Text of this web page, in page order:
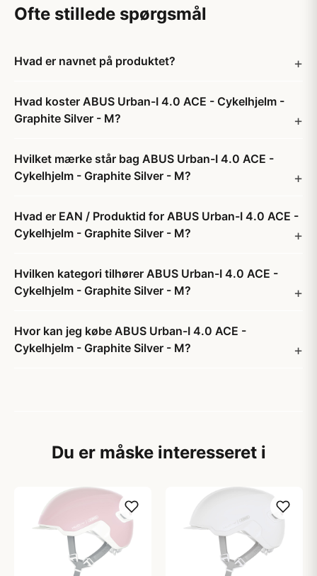
Ofte stillede spørgsmål
Hvad er navnet på produktet?
Hvad koster ABUS Urban-I 4.0 ACE - Cykelhjelm -
Graphite Silver - M?
Hvilket mærke står bag ABUS Urban-I 4.0 ACE -
Cykelhjelm - Graphite Silver - M?
Hvad er EAN / Produktid for ABUS Urban-I 4.0 ACE -
Cykelhjelm - Graphite Silver - M?
Hvilken kategori tilhører ABUS Urban-I 4.0 ACE -
Cykelhjelm - Graphite Silver - M?
Hvor kan jeg købe ABUS Urban-I 4.0 ACE -
Cykelhjelm - Graphite Silver - M?
Du er måske interesseret i